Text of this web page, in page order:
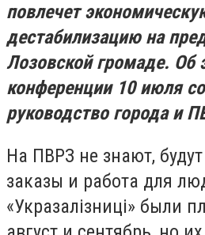
повлечет
дестабилизацию на
Лозовской громаде. Об
конференции 10 июля
руководство города и
На ПВРЗ не знают,
заказы и работа для
«Укразалізниці» были